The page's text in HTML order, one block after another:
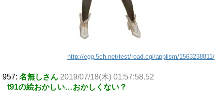
http://egg.5ch.net/test/read.cgi/applism/1563238811/
957: 名無しさん 2019/07/18(木) 01:57:58.52
t91の絵おかしい…おかしくない？